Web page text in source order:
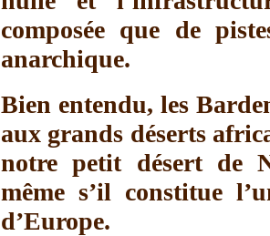
composée que de
anarchique.
Bien entendu, les
aux grands déserts
notre petit désert de
même s’il constitue
d’Europe.